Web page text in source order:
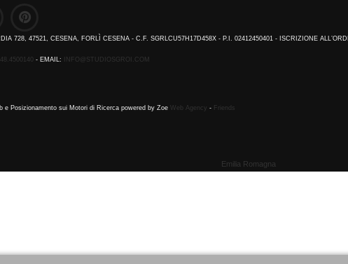
728, 47521, CESENA, FORLÌ CESENA - C.F. SGRLCU57H17D458X - P.I. 02412450401 - ISCRIZIONE
- EMAIL: INFO@STUDIOSGROI.COM
e Posizionamento sui Motori di Ricerca powered by Zoe Web Agency - Friends
Emilia Romagna